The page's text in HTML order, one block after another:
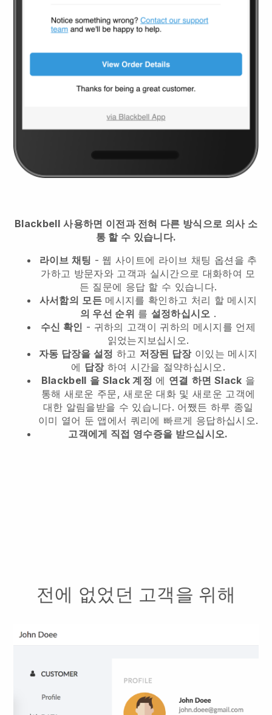
Blackbell 사용하면 이전과 전혀 다른 방식으로 의사 소
통 할 수 있습니다.
라이브 채팅 - 웹 사이트에 라이브 채팅 옵션을 추
가하고 방문자와 고객과 실시간으로 대화하여 모
든 질문에 응답 할 수 있습니다.
사서함의 모든 메시지를 확인하고 처리 할 메시지
의 우선 순위 를 설정하십시오 .
수신 확인 - 귀하의 고객이 귀하의 메시지를 언제
읽었는지보십시오.
자동 답장을 설정 하고 저장된 답장이있는 메시지
에 답장하여 시간을 절약하십시오.
Blackbell 을 Slack 계정 에 연결 하면 Slack 을
통해 새로운 주문, 새로운 대화 및 새로운 고객에
대한 알림을받을 수 있습니다. 어쨌든 하루 종일
이미 열어 둔 앱에서 쿼리에 빠르게 응답하십시오.
고객에게 직접 영수증을 받으십시오.
전에 없었던 고객을 위해